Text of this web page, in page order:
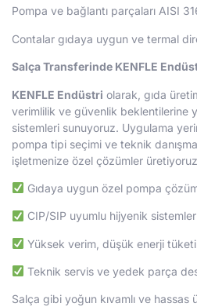
Pompa ve bağlantı parçaları AISI
Contalar gıdaya uygun ve termal
Salça Transferinde KENFLE
KENFLE Endüstri olarak, gıda
verimlilik ve güvenlik beklentilerine
sistemleri sunuyoruz. Uygulama
pompa tipi seçimi ve teknik
işletmenize özel çözümler
Gıdaya uygun özel pompa
CIP/SIP uyumlu hijyenik sistemler
Yüksek verim, düşük enerji
Teknik servis ve yedek parça
Salça gibi yoğun kıvamlı ve hassas